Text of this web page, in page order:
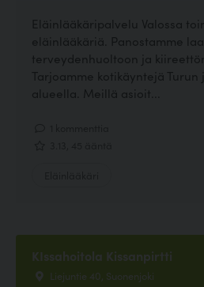
Eläinlääkäripalvelu Valossa
eläinlääkäriä. Panostamme
terveydenhuoltoon ja
Tarjoamme kotikäyntejä Turun
alueella. Meillä asioit...
KIssahoitola Kissanpirtti
Liejuntie 40, Suonenjoki